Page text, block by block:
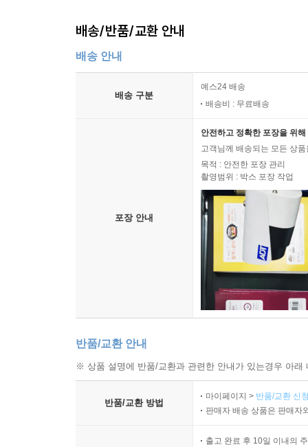
배송/반품/교환 안내
배송 안내
배송 구분
예스24 배송
배송비 : 무료배송
포장 안내
안전하고 정확한 포장을 위
고객님께 배송되는 모든 상
목적 : 안전한 포장 관리
촬영범위 : 박스 포장 작업
반품/교환 안내
※ 상품 설명에 반품/교환과 관련한 안내가 있는경우 아
반품/교환 방법
마이페이지 > 반품/교환 신
판매자 배송 상품은 판매자
출고 완료 후 10일 이내의